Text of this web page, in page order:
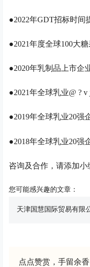
●2022年GDT招标时间
●2021年度全球100大
●2020年乳制品上市企
●2021年全球乳业@ ? v
●2019年全球乳业20强
●2018年全球乳业20强
咨询及合作，请添加小
您可能感兴趣的文章：
天津国慧国际贸易有限
点点赞赏，手留余香